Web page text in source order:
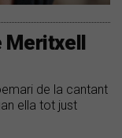
Meritxell
de la cantant
ella tot just